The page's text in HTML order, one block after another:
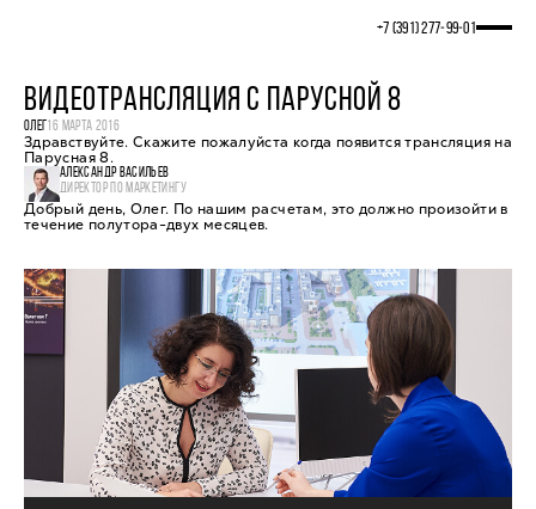
+7 (391) 277‒99‒01
ВИДЕОТРАНСЛЯЦИЯ С ПАРУСНОЙ 8
ОЛЕГ 16 МАРТА 2016
Здравствуйте. Скажите пожалуйста когда появится трансляция на
Парусная 8.
АЛЕКСАНДР ВАСИЛЬЕВ
ДИРЕКТОР ПО МАРКЕТИНГУ
Добрый день, Олег. По нашим расчетам, это должно произойти в
течение полутора-двух месяцев.